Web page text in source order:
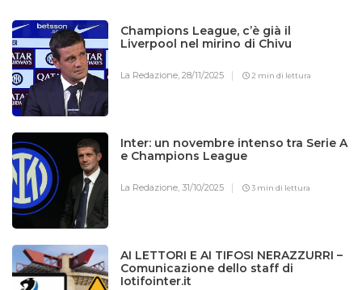
Champions League, c’è già il
Liverpool nel mirino di Chivu
La Redazione,28/11/2025 2 min di lettura
Inter: un novembre intenso tra Serie A
e Champions League
La Redazione,31/10/2025 3 min di lettura
AI LETTORI E AI TIFOSI NERAZZURRI –
Comunicazione dello staff di
Iotifointer.it